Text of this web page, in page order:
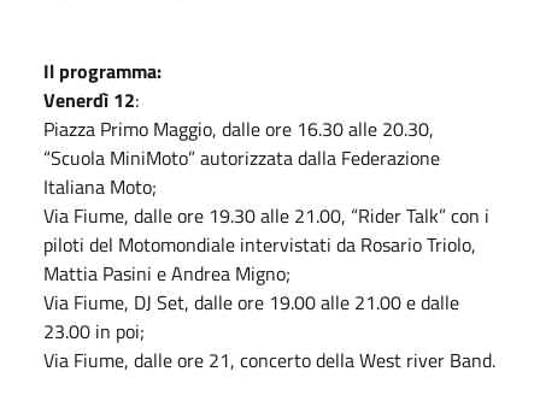
Il programma:
Venerdì 12:
Piazza Primo Maggio, dalle ore 16.30 alle 20.30,
“Scuola MiniMoto” autorizzata dalla Federazione
Italiana Moto;
Via Fiume, dalle ore 19.30 alle 21.00, “Rider Talk” con i
piloti del Motomondiale intervistati da Rosario Triolo,
Mattia Pasini e Andrea Migno;
Via Fiume, DJ Set, dalle ore 19.00 alle 21.00 e dalle
23.00 in poi;
Via Fiume, dalle ore 21, concerto della West river Band.